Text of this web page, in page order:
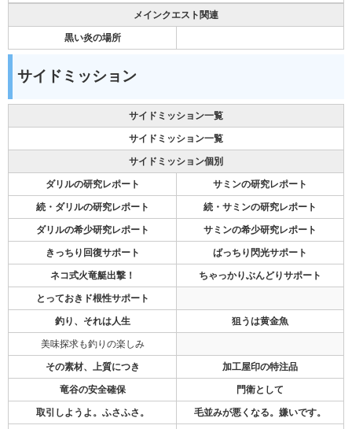
メインクエスト関連
黒い炎の場所
サイドミッション
サイドミッション一覧
サイドミッション一覧
サイドミッション個別
ダリルの研究レポート サミンの研究レポート
続・ダリルの研究レポート 続・サミンの研究レポート
ダリルの希少研究レポート サミンの希少研究レポート
きっちり回復サポート ばっちり閃光サポート
ネコ式火竜艇出撃！ ちゃっかりぶんどりサポート
とっておきド根性サポート
釣り、それは人生 狙うは黄金魚
美味探求も釣りの楽しみ
その素材、上質につき 加工屋印の特注品
竜谷の安全確保 門衛として
取引しようよ。ふさふさ。 毛並みが悪くなる。嫌いです。